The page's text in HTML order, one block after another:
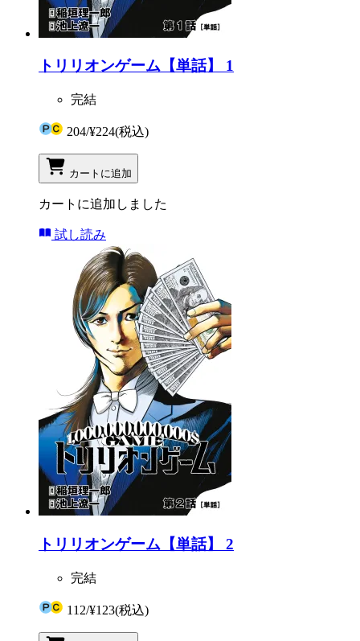
トリリオンゲーム【単話】 1
完結
204/¥224(税込)
カートに追加
カートに追加しました
試し読み
トリリオンゲーム【単話】 2
完結
112/¥123(税込)